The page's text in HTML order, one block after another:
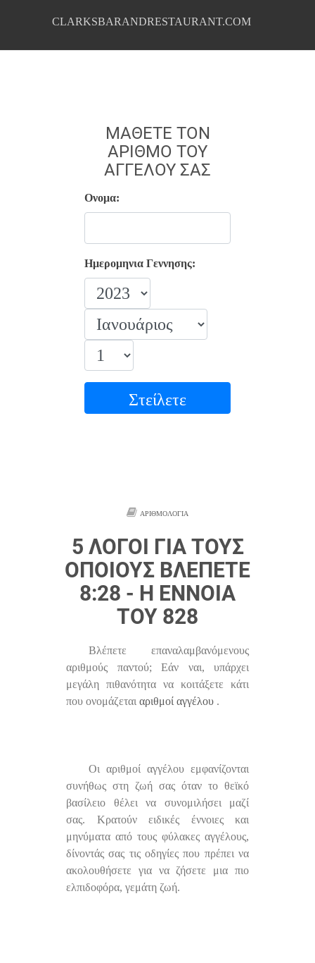
CLARKSBARANDRESTAURANT.COM
ΜΆΘΕΤΕ ΤΟΝ
ΑΡΙΘΜΌ ΤΟΥ
ΑΓΓΈΛΟΥ ΣΑΣ
Ονομα:
Ημερομηνια Γεννησης:
Στείλετε
ΑΡΙΘΜΟΛΟΓΊΑ
5 ΛΌΓΟΙ ΓΙΑ ΤΟΥΣ
ΟΠΟΊΟΥΣ ΒΛΈΠΕΤΕ
8:28 - Η ΈΝΝΟΙΑ
ΤΟΥ 828
Βλέπετε επαναλαμβανόμενους
αριθμούς παντού; Εάν ναι, υπάρχει
μεγάλη πιθανότητα να κοιτάξετε κάτι
που ονομάζεται αριθμοί αγγέλου .
Οι αριθμοί αγγέλου εμφανίζονται
συνήθως στη ζωή σας όταν το θεϊκό
βασίλειο θέλει να συνομιλήσει μαζί
σας. Κρατούν ειδικές έννοιες και
μηνύματα από τους φύλακες αγγέλους,
δίνοντάς σας τις οδηγίες που πρέπει να
ακολουθήσετε για να ζήσετε μια πιο
ελπιδοφόρα, γεμάτη ζωή.